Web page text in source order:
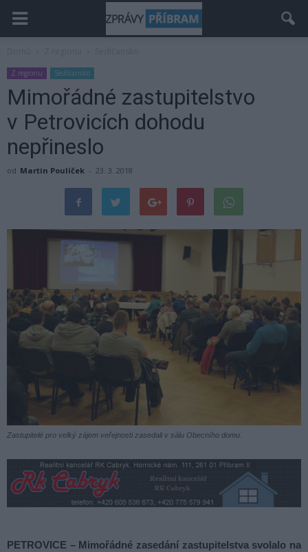
Z regionu Sedlčansko
Mimořádné zastupitelstvo
v Petrovicích dohodu
nepřineslo
od Martin Poulíček - 23. 3. 2018
Zastupitelé pro velký zájem veřejnosti zasedali v sálu Obecního domu.
PETROVICE – Mimořádné zasedání zastupitelstva svolalo na